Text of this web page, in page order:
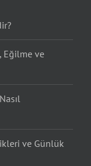
Eğilme ve
ve Günlük